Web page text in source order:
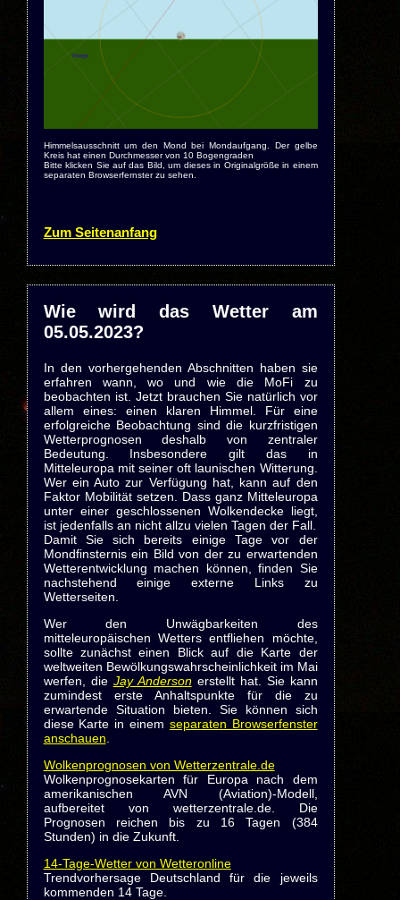
Himmelsausschnitt um den Mond bei Mondaufgang. Der gelbe
Kreis hat einen Durchmesser von 10 Bogengraden
Bitte klicken Sie auf das Bild, um dieses in Originalgröße in einem
separaten Browserfernster zu sehen.
Zum Seitenanfang
Wie wird das Wetter am
05.05.2023?
In den vorhergehenden Abschnitten haben sie
erfahren wann, wo und wie die MoFi zu
beobachten ist. Jetzt brauchen Sie natürlich vor
allem eines: einen klaren Himmel. Für eine
erfolgreiche Beobachtung sind die kurzfristigen
Wetterprognosen deshalb von zentraler
Bedeutung. Insbesondere gilt das in
Mitteleuropa mit seiner oft launischen Witterung.
Wer ein Auto zur Verfügung hat, kann auf den
Faktor Mobilität setzen. Dass ganz Mitteleuropa
unter einer geschlossenen Wolkendecke liegt,
ist jedenfalls an nicht allzu vielen Tagen der Fall.
Damit Sie sich bereits einige Tage vor der
Mondfinsternis ein Bild von der zu erwartenden
Wetterentwicklung machen können, finden Sie
nachstehend einige externe Links zu
Wetterseiten.
Wer den Unwägbarkeiten des
mitteleuropäischen Wetters entfliehen möchte,
sollte zunächst einen Blick auf die Karte der
weltweiten Bewölkungswahrscheinlichkeit im Mai
werfen, die Jay Andersonerstellt hat. Sie kann
zumindest erste Anhaltspunkte für die zu
erwartende Situation bieten. Sie können sich
diese Karte in einem separaten Browserfenster
anschauen
Wolkenprognosen von Wetterzentrale.de
Wolkenprognosekarten für Europa nach dem
amerikanischen AVN (Aviation)-Modell,
aufbereitet von wetterzentrale.de. Die
Prognosen reichen bis zu 16 Tagen (384
Stunden) in die Zukunft.
14-Tage-Wetter von Wetteronline
Trendvorhersage Deutschland für die jeweils
kommenden 14 Tage.